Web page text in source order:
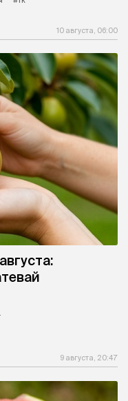
10 августа, 06:00
9 августа, 20:47